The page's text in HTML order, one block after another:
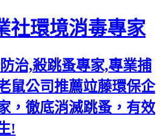
社環境消毒專家
治,殺跳蚤專家,專業捕
鼠公司推薦竝藤環保企
，徹底消滅跳蚤，有效
!